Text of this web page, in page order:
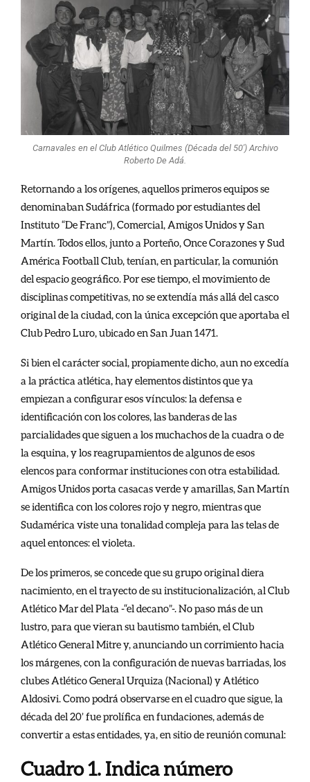
Carnavales en el Club Atlético Quilmes (Década del 50′) Archivo
Roberto De Adá.
Retornando a los orígenes, aquellos primeros equipos se
denominaban Sudáfrica (formado por estudiantes del
Instituto “De Franc”), Comercial, Amigos Unidos y San
Martín. Todos ellos, junto a Porteño, Once Corazones y Sud
América Football Club, tenían, en particular, la comunión
del espacio geográfico. Por ese tiempo, el movimiento de
disciplinas competitivas, no se extendía más allá del casco
original de la ciudad, con la única excepción que aportaba el
Club Pedro Luro, ubicado en San Juan 1471.
Si bien el carácter social, propiamente dicho, aun no excedía
a la práctica atlética, hay elementos distintos que ya
empiezan a configurar esos vínculos: la defensa e
identificación con los colores, las banderas de las
parcialidades que siguen a los muchachos de la cuadra o de
la esquina, y los reagrupamientos de algunos de esos
elencos para conformar instituciones con otra estabilidad.
Amigos Unidos porta casacas verde y amarillas, San Martín
se identifica con los colores rojo y negro, mientras que
Sudamérica viste una tonalidad compleja para las telas de
aquel entonces: el violeta.
De los primeros, se concede que su grupo original diera
nacimiento, en el trayecto de su institucionalización, al Club
Atlético Mar del Plata -“el decano”-. No paso más de un
lustro, para que vieran su bautismo también, el Club
Atlético General Mitre y, anunciando un corrimiento hacia
los márgenes, con la configuración de nuevas barriadas, los
clubes Atlético General Urquiza (Nacional) y Atlético
Aldosivi. Como podrá observarse en el cuadro que sigue, la
década del 20’ fue prolífica en fundaciones, además de
convertir a estas entidades, ya, en sitio de reunión comunal:
Cuadro 1. Indica número